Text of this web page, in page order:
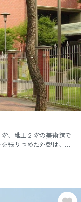
、地上２階の美術館で
張りつめた外観は、周